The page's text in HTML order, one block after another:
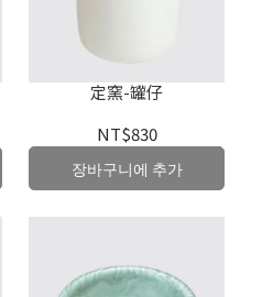
定窯-罐仔
NT$830
장바구니에 추가